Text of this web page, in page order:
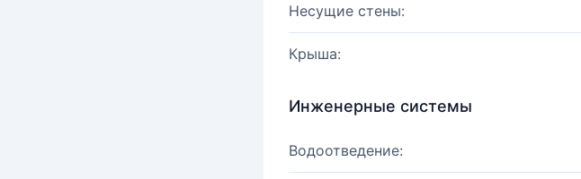
Несущие стены:
Крыша:
Инженерные системы
Водоотведение: